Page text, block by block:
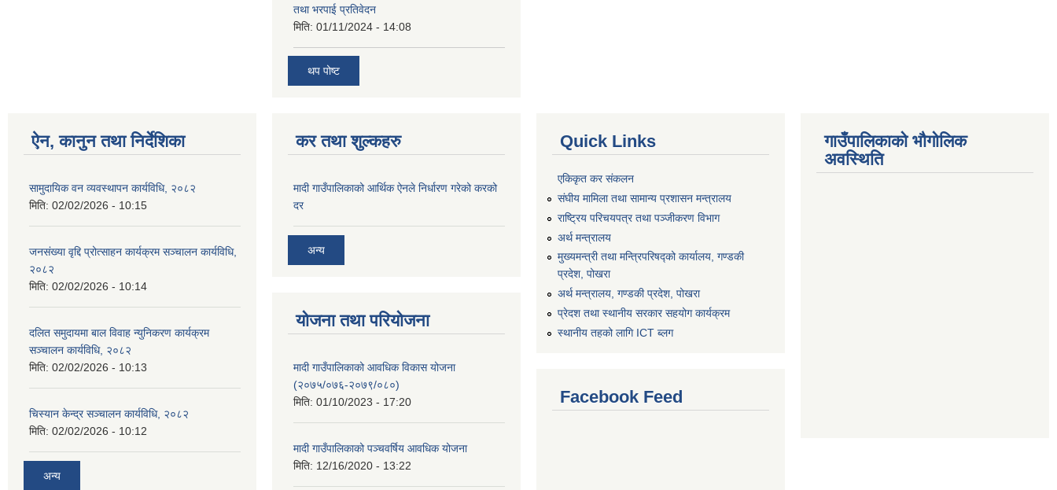
तथा भरपाई प्रतिवेदन
मिति: 01/11/2024 - 14:08
थप पोष्ट
ऐन, कानुन तथा निर्देशिका
सामुदायिक वन व्यवस्थापन कार्यविधि, २०८२
मिति: 02/02/2026 - 10:15
जनसंख्या वृद्दि प्रोत्साहन कार्यक्रम सञ्‍चालन कार्यविधि,
२०८२
मिति: 02/02/2026 - 10:14
दलित समुदायमा बाल विवाह न्युनिकरण कार्यक्रम
सञ्‍चालन कार्यविधि, २०८२
मिति: 02/02/2026 - 10:13
चिस्यान केन्द्र सञ्‍चालन कार्यविधि, २०८२
मिति: 02/02/2026 - 10:12
अन्य
कर तथा शुल्कहरु
मादी गाउँपालिकाको आर्थिक ऐनले निर्धारण गरेको करको
दर
अन्य
योजना तथा परियोजना
मादी गाउँपालिकाको आवधिक विकास योजना
(२०७५/०७६-२०७९/०८०)
मिति: 01/10/2023 - 17:20
मादी गाउँपालिकाको पञ्चवर्षिय आवधिक योजना
मिति: 12/16/2020 - 13:22
Quick Links
एकिकृत कर संकलन
संघीय मामिला तथा सामान्य प्रशासन मन्त्रालय
राष्ट्रिय परिचयपत्र तथा पञ्जीकरण विभाग
अर्थ मन्त्रालय
मुख्यमन्त्री तथा मन्त्रिपरिषद्को कार्यालय, गण्डकी
प्रदेश, पोखरा
अर्थ मन्त्रालय, गण्डकी प्रदेश, पोखरा
प्रेदश तथा स्थानीय सरकार सहयोग कार्यक्रम
स्थानीय तहको लागि ICT ब्लग
Facebook Feed
गाउँपालिकाको भौगोलिक
अवस्थिति